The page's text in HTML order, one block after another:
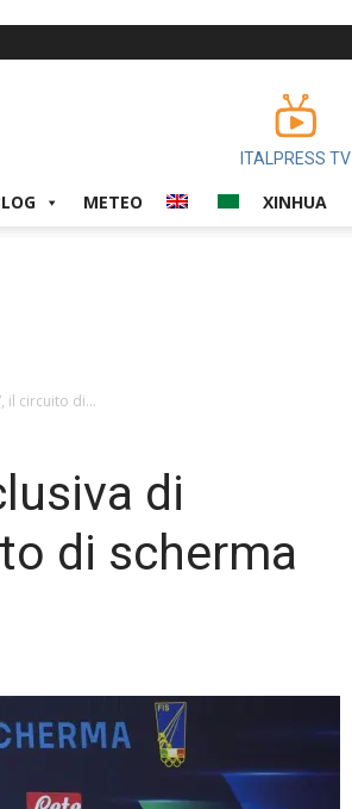
ITALPRESS TV
METEO XINHUA
il circuito di...
di
di scherma